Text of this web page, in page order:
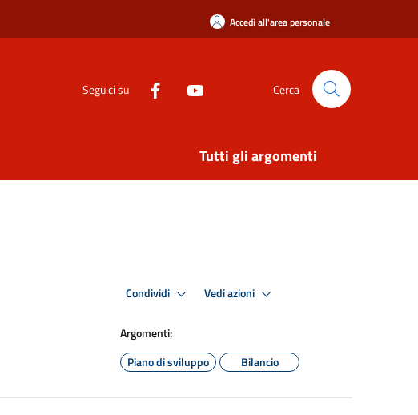
Accedi all'area personale
Seguici su Cerca
Tutti gli argomenti
Condividi Vedi azioni
Argomenti:
Piano di sviluppo
Bilancio